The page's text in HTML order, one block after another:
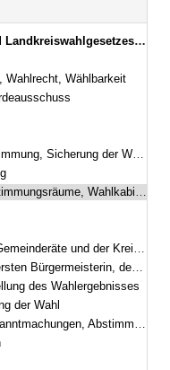
Staatsministeriums des Innern, für Sport und Integration vom 24. Oktober 2024, Az. B1-1367-3-37 (BayMBl. Nr. 534 )
Wählbarkeit
der Wahlfreiheit, Briefwahl
der Wahlvorstände und Briefwahlvorstände (§§ 53 ff.)
und der Kreistage
Bürgermeisters, der Landrätin und des Landrats
des Wahlergebnisses
der Wahl
Abstimmungsunterlagen, Statistik